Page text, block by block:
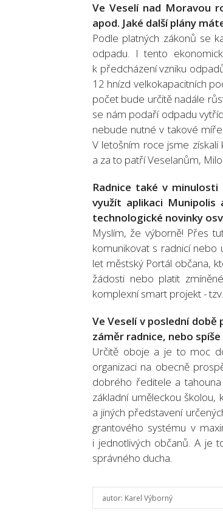
Ve Veselí nad Moravou
apod. Jaké další plány
Podle platných zákonů se
odpadu. I tento
k předcházení vzniku
12 hnízd velkokapacitních
počet bude určitě nadále
se nám podaří odpadu
nebude nutné v takové
V letošním roce jsme
a za to patří Veselanům,
Radnice také v minulosti
využít aplikaci
technologické novinky
Myslím, že výborně! Přes
komunikovat s radnicí
let městský Portál občana,
žádosti nebo platit
komplexní smart projekt -
Ve Veselí v poslední
záměr radnice, nebo
Určitě oboje a je to moc
organizaci na obecně
dobrého ředitele a
základní uměleckou
a jiných představení
grantového systému v
i jednotlivých občanů. A je
správného ducha.
autor: Karel Výborný